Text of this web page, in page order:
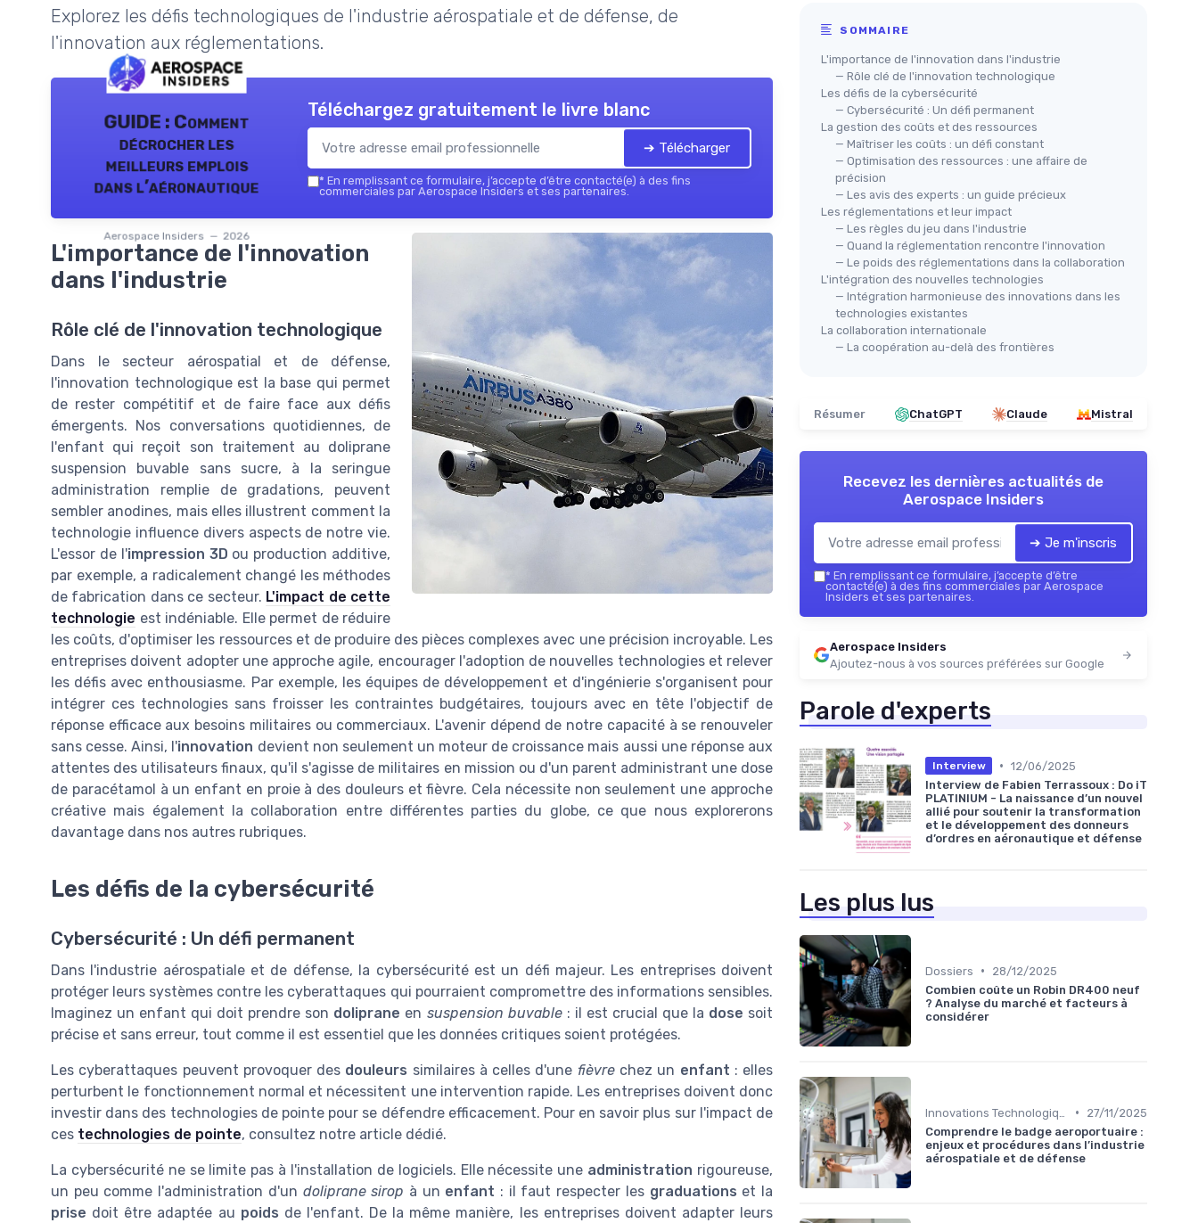
Explorez les défis technologiques de l'industrie aérospatiale et de défense, de
l'innovation aux réglementations.
GUIDE : Comment
décrocher les
meilleurs emplois
dans l’aéronautique
Aerospace Insiders — 2026
Téléchargez gratuitement le livre blanc
➔ Télécharger
* En remplissant ce formulaire, j’accepte d’être contacté(e) à des fins
commerciales par Aerospace Insiders et ses partenaires.
L'importance de l'innovation
dans l'industrie
Rôle clé de l'innovation technologique
Dans le secteur aérospatial et de défense,
l'innovation technologique est la base qui permet
de rester compétitif et de faire face aux défis
émergents. Nos conversations quotidiennes, de
l'enfant qui reçoit son traitement au doliprane
suspension buvable sans sucre, à la seringue
administration remplie de gradations, peuvent
sembler anodines, mais elles illustrent comment la
technologie influence divers aspects de notre vie.
L'essor de l'impression 3D ou production additive,
par exemple, a radicalement changé les méthodes
de fabrication dans ce secteur. L'impact de cette
technologie est indéniable. Elle permet de réduire
les coûts, d'optimiser les ressources et de produire des pièces complexes avec une précision incroyable. Les
entreprises doivent adopter une approche agile, encourager l'adoption de nouvelles technologies et relever
les défis avec enthousiasme. Par exemple, les équipes de développement et d'ingénierie s'organisent pour
intégrer ces technologies sans froisser les contraintes budgétaires, toujours avec en tête l'objectif de
réponse efficace aux besoins militaires ou commerciaux. L'avenir dépend de notre capacité à se renouveler
sans cesse. Ainsi, l'innovation devient non seulement un moteur de croissance mais aussi une réponse aux
attentes des utilisateurs finaux, qu'il s'agisse de militaires en mission ou d'un parent administrant une dose
de paracétamol à un enfant en proie à des douleurs et fièvre. Cela nécessite non seulement une approche
créative mais également la collaboration entre différentes parties du globe, ce que nous explorerons
davantage dans nos autres rubriques.
Les défis de la cybersécurité
Cybersécurité : Un défi permanent
Dans l'industrie aérospatiale et de défense, la cybersécurité est un défi majeur. Les entreprises doivent
protéger leurs systèmes contre les cyberattaques qui pourraient compromettre des informations sensibles.
Imaginez un enfant qui doit prendre son doliprane en suspension buvable: il est crucial que la dose soit
précise et sans erreur, tout comme il est essentiel que les données critiques soient protégées.
Les cyberattaques peuvent provoquer des douleurs similaires à celles d'une fièvrechez un enfant : elles
perturbent le fonctionnement normal et nécessitent une intervention rapide. Les entreprises doivent donc
investir dans des technologies de pointe pour se défendre efficacement. Pour en savoir plus sur l'impact de
ces technologies de pointe, consultez notre article dédié.
La cybersécurité ne se limite pas à l'installation de logiciels. Elle nécessite une administration rigoureuse,
un peu comme l'administration d'un doliprane sirop à un enfant : il faut respecter les graduations et la
prise doit être adaptée au poids de l'enfant. De la même manière, les entreprises doivent adapter leurs
SOMMAIRE
L'importance de l'innovation dans l'industrie
— Rôle clé de l'innovation technologique
Les défis de la cybersécurité
— Cybersécurité : Un défi permanent
La gestion des coûts et des ressources
— Maîtriser les coûts : un défi constant
— Optimisation des ressources : une affaire de
précision
— Les avis des experts : un guide précieux
Les réglementations et leur impact
— Les règles du jeu dans l'industrie
— Quand la réglementation rencontre l'innovation
— Le poids des réglementations dans la collaboration
L'intégration des nouvelles technologies
— Intégration harmonieuse des innovations dans les
technologies existantes
La collaboration internationale
— La coopération au-delà des frontières
Résumer ChatGPT Claude Mistral
Recevez les dernières actualités de
Aerospace Insiders
➔ Je m'inscris
* En remplissant ce formulaire, j’accepte d’être
contacté(e) à des fins commerciales par Aerospace
Insiders et ses partenaires.
Aerospace Insiders
Ajoutez-nous à vos sources préférées sur Google
Parole d'experts
Interview • 12/06/2025
Interview de Fabien Terrassoux : Do iT
PLATINIUM - La naissance d’un nouvel
allié pour soutenir la transformation
et le développement des donneurs
d’ordres en aéronautique et défense
Les plus lus
Dossiers •
28/12/2025
Combien coûte un Robin DR400 neuf
? Analyse du marché et facteurs à
considérer
•
27/11/2025
Comprendre le badge aeroportuaire :
enjeux et procédures dans l’industrie
aérospatiale et de défense